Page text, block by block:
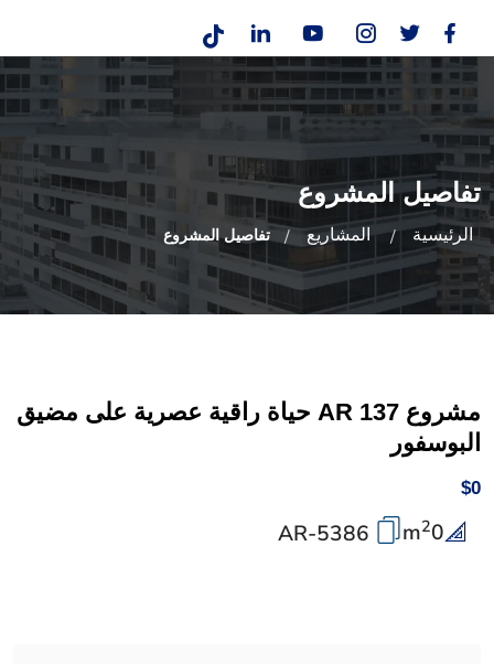
تفاصيل المشروع
الرئيسية المشاريع تفاصيل المشروع
مشروع 137 AR حياة راقية عصرية على مضيق
البوسفور
$0
0
m2